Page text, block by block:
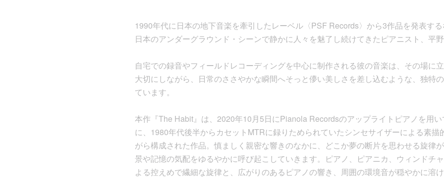
1990年代に日本の地下音楽を牽引したレーベル〈PSF Records〉から3作品を発表す
日本のアンダーグラウンド・シーンで静かに人々を魅了し続けてきたピアニスト、平
自宅での録音やフィールドレコーディングを中心に制作される彼の音楽は、その場に
大切にしながら、日常のささやかな瞬間へそっと儚い美しさを差し込むような、独特
ています。
本作『The Habit』は、2020年10月5日にPianola Recordsのアップライトピアノを用
に、1980年代後半からカセットMTRに録りためられていたシンセサイザーによる素描
がら構成された作品。慎ましく親密な響きのなかに、どこか夢の断片を思わせる旋律
景や記憶の気配をゆるやかに呼び起こしていきます。ピアノ、ピアニカ、ウィンドチ
よる控えめで繊細な旋律と、広がりのあるピアノの響き、周囲の環境音が穏やかに溶